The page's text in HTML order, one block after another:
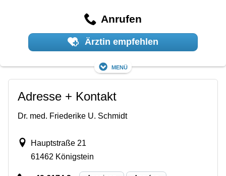
Anrufen
Ärztin empfehlen
Menü
Adresse + Kontakt
Dr. med. Friederike U. Schmidt
Hauptstraße 21
61462 Königstein